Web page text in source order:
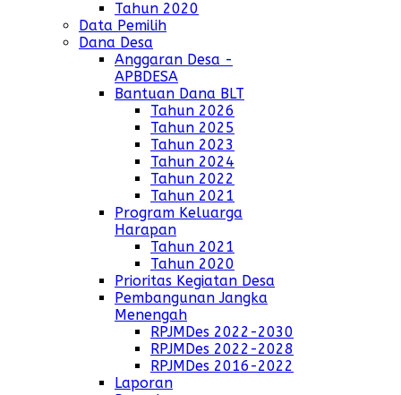
Tahun 2020
Data Pemilih
Dana Desa
Anggaran Desa -
APBDESA
Bantuan Dana BLT
Tahun 2026
Tahun 2025
Tahun 2023
Tahun 2024
Tahun 2022
Tahun 2021
Program Keluarga
Harapan
Tahun 2021
Tahun 2020
Prioritas Kegiatan Desa
Pembangunan Jangka
Menengah
RPJMDes 2022-2030
RPJMDes 2022-2028
RPJMDes 2016-2022
Laporan